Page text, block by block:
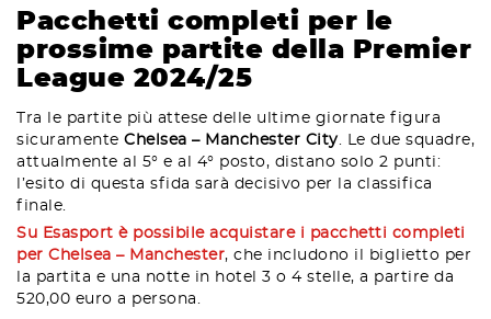
Pacchetti completi per le
prossime partite della Premier
League 2024/25
Tra le partite più attese delle ultime giornate figura
sicuramente Chelsea – Manchester City. Le due squadre,
attualmente al 5° e al 4° posto, distano solo 2 punti:
l’esito di questa sfida sarà decisivo per la classifica
finale.
Su Esasport è possibile acquistare i pacchetti completi
per Chelsea – Manchester, che includono il biglietto per
la partita e una notte in hotel 3 o 4 stelle, a partire da
520,00 euro a persona.